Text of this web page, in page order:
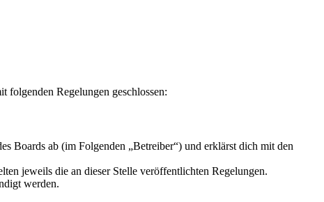
Regelungen geschlossen:
Boards ab (im Folgenden „Betreiber“) und erklärst dich mit den
jeweils die an dieser Stelle veröffentlichten Regelungen.
werden.